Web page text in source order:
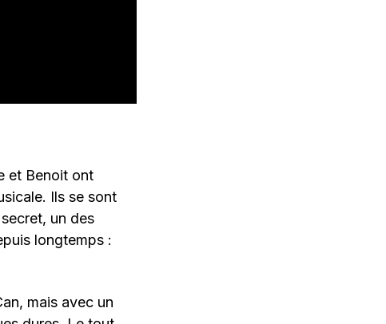
et Benoit ont
Ils se sont
un des
longtemps :
mais avec un